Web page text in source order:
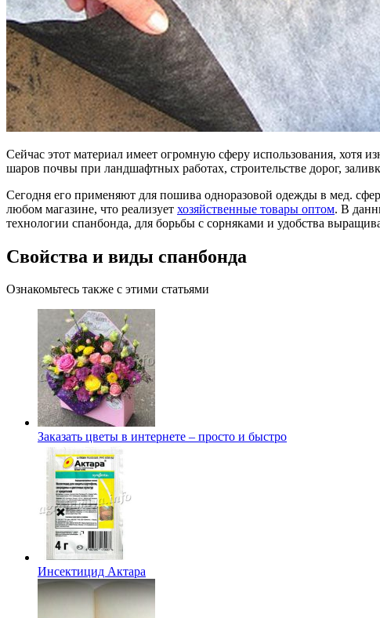
Сейчас этот материал имеет огромную сферу использования, хотя
шаров почвы при ландшафтных работах, строительстве дорог,
Сегодня его применяют для пошива одноразовой одежды в мед.
любом магазине, что реализует хозяйственные товары оптом. В
технологии спанбонда, для борьбы с сорняками и удобства
Свойства и виды спанбонда
Ознакомьтесь также с этими статьями
Заказать цветы в интернете – просто и быстро
Инсектицид Актара